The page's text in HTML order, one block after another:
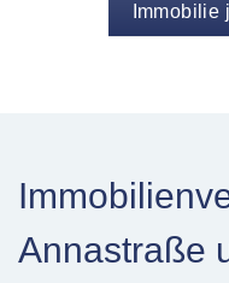
Immobilie
Annastraße